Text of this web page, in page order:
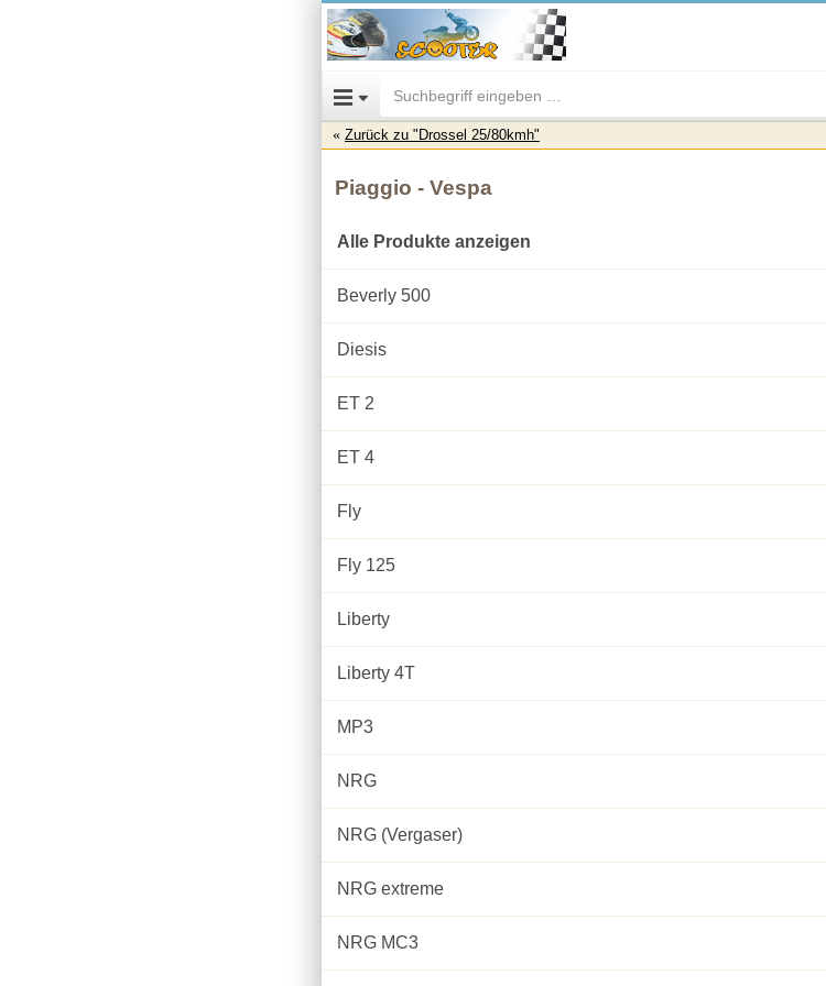
Zurück zu "Drossel 25/80kmh"
Piaggio - Vespa
Alle Produkte anzeigen
Beverly 500
Diesis
ET 2
ET 4
Fly
Fly 125
Liberty
Liberty 4T
MP3
NRG
NRG (Vergaser)
NRG extreme
NRG MC3